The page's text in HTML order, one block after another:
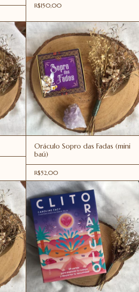
R$150,00
Oráculo Sopro das Fadas (mini
baú)
R$52,00